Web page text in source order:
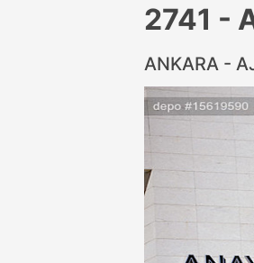
2741 -
ANKARA -